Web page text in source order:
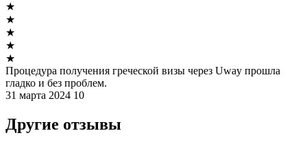
★
★
★
★
★
Процедура получения греческой визы через Uway прошла
гладко и без проблем.
31 марта 2024 10
Другие отзывы